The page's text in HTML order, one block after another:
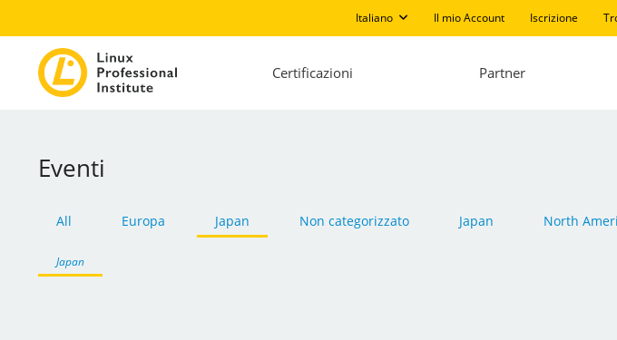
Italiano Il mio Account Iscrizione
Certificazioni Partner
Eventi
All Europa Japan Non categorizzato Japan North
Japan